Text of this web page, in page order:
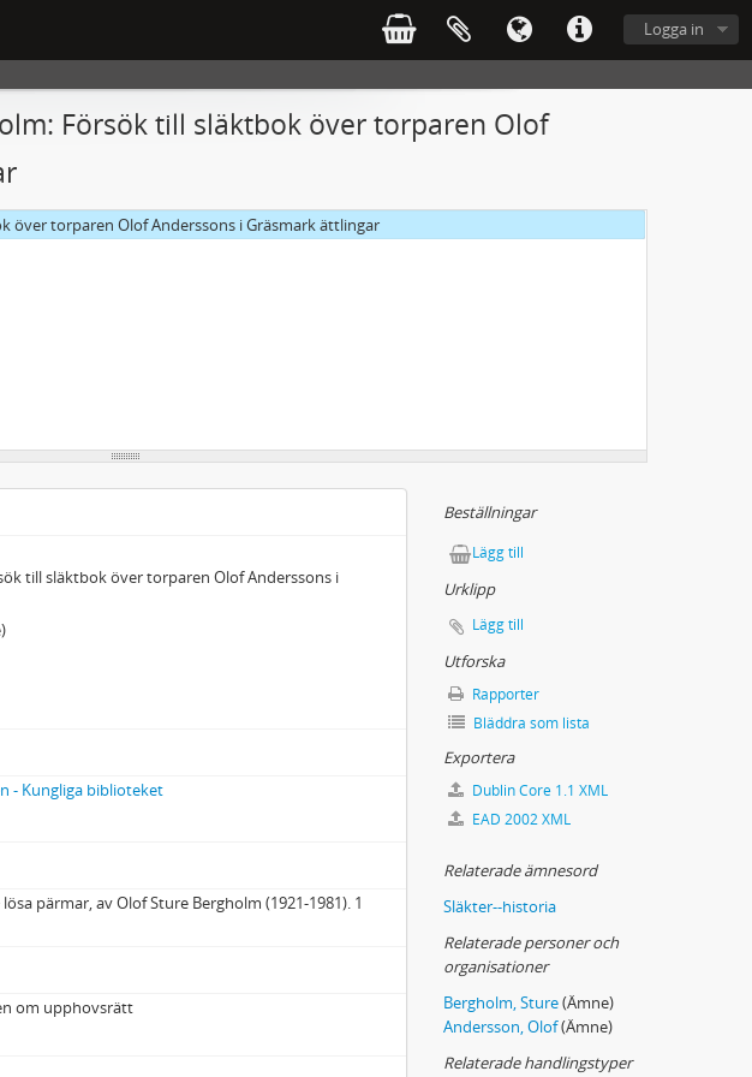
Logga in
Försök till släktbok över torparen Olof
över torparen Olof Anderssons i Gräsmark ättlingar
till släktbok över torparen Olof Anderssons i
- Kungliga biblioteket
pärmar, av Olof Sture Bergholm (1921-1981). 1
om upphovsrätt
Beställningar
Lägg till
Urklipp
Lägg till
Utforska
Rapporter
Bläddra som lista
Exportera
Dublin Core 1.1 XML
EAD 2002 XML
Relaterade ämnesord
Släkter--historia
Relaterade personer och
organisationer
Bergholm, Sture(Ämne)
Andersson, Olof(Ämne)
Relaterade handlingstyper